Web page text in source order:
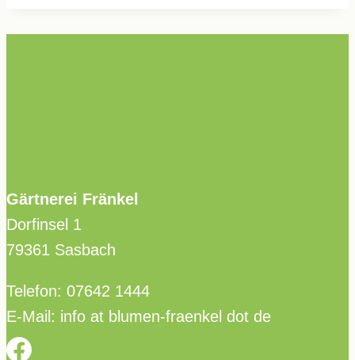
Gärtnerei Fränkel
Dorfinsel 1
79361 Sasbach
Telefon: 07642 1444
E-Mail: info at blumen-fraenkel dot de